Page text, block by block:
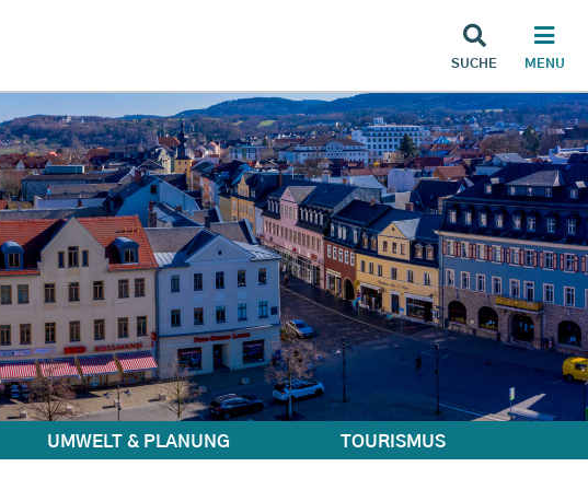
SUCHE MENU
UMWELT & PLANUNG TOURISMUS